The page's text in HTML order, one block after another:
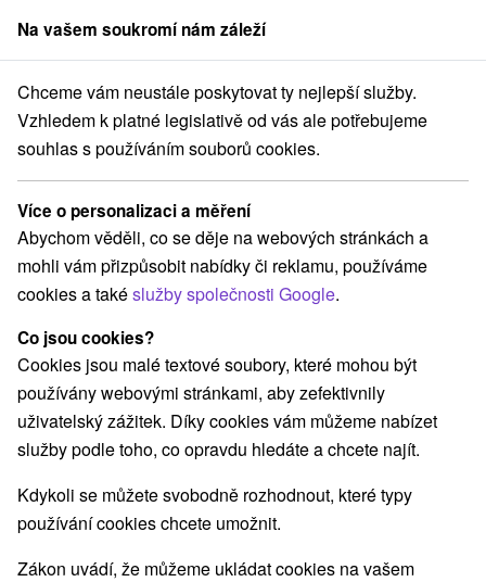
člen skupinySorger
Chaty na prenájom Stredné Slovensko Žilinský kraj
Chaty na prenájom Žiar
Kategorie
Všechny kategorie
Hotely na Slovensku (1)
Apartmány(1) Chaty na prenájom(5) Drevenice
Penzióny Priváty
Vyberte lokalitu nebo termín
VŠECHNY NEJLEVNĚJŠÍ NEJDRAŽŠÍ PODLE
Na vašem soukromí nám záleží
Chceme vám neustále poskytovat ty nejlepší služby.
Vzhledem k platné legislativě od vás ale potřebujeme
souhlas s používáním souborů cookies.
Více o personalizaci a měření
Abychom věděli, co se děje na webových stránkách a
mohli vám přizpůsobit nabídky či reklamu, používáme
cookies a takéslužby společnosti Google.
Co jsou cookies?
Cookies jsou malé textové soubory, které mohou být
používány webovými stránkami, aby zefektivnily
uživatelský zážitek. Díky cookies vám můžeme nabízet
služby podle toho, co opravdu hledáte a chcete najít.
Kdykoli se můžete svobodně rozhodnout, které typy
používání cookies chcete umožnit.
Zákon uvádí, že můžeme ukládat cookies na vašem